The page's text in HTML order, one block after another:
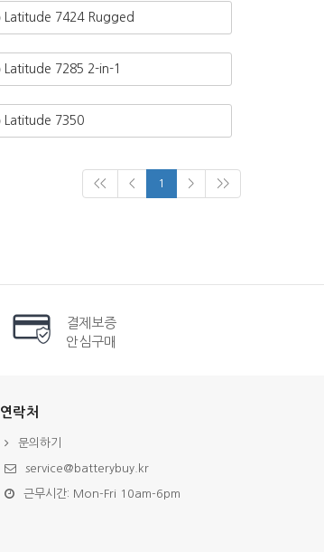
Latitude 7424 Rugged
Latitude 7285 2-in-1
Latitude 7350
<< < 1 > >>
결제보증
안심구매
연락처
문의하기
service@batterybuy.kr
근무시간: Mon-Fri 10am-6pm